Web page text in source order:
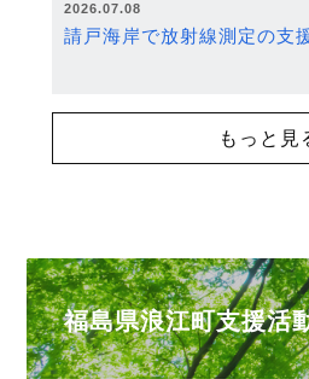
2026.07.08
請戸海岸で放射線測定の支
もっと見
福島県浪江町支援活